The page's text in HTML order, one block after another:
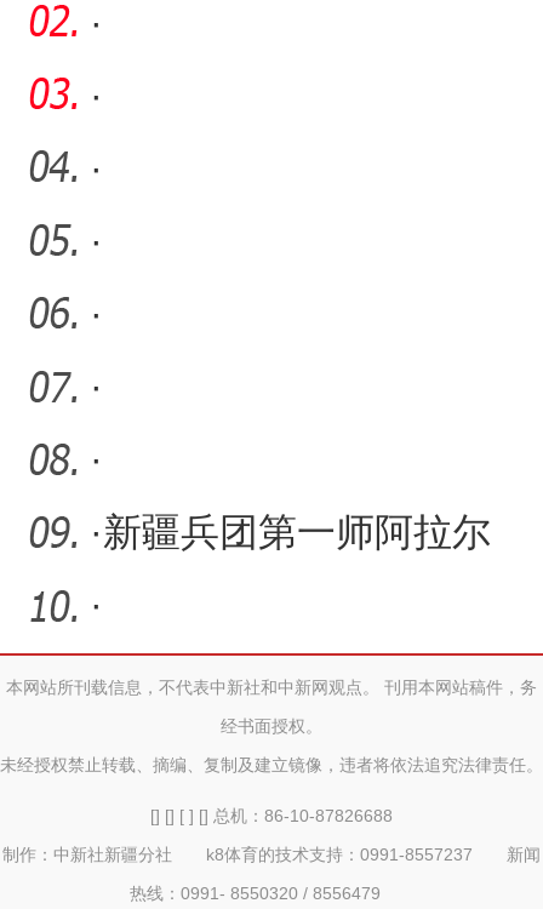
·
·
·
·
·
·
·
·新疆兵团第一师阿拉尔
市：金融“活水”赋能高质量
·
本网站所刊载信息，不代表中新社和中新网观点。 刊用本网站稿件，务
经书面授权。
未经授权禁止转载、摘编、复制及建立镜像，违者将依法追究法律责任。
[] [] [ ] [] 总机：86-10-87826688
制作：中新社新疆分社 k8体育的技术支持：0991-8557237 新闻
热线：0991- 8550320 / 8556479